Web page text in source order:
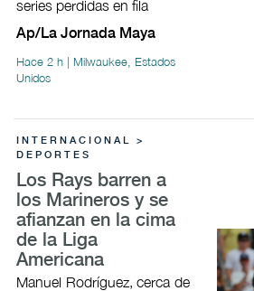
series perdidas en fila
Ap/La Jornada Maya
Hace 2 h | Milwaukee, Estados
Unidos
INTERNACIONAL >
DEPORTES
Los Rays barren a
los Marineros y se
afianzan en la cima
de la Liga
Americana
Manuel Rodríguez, cerca de